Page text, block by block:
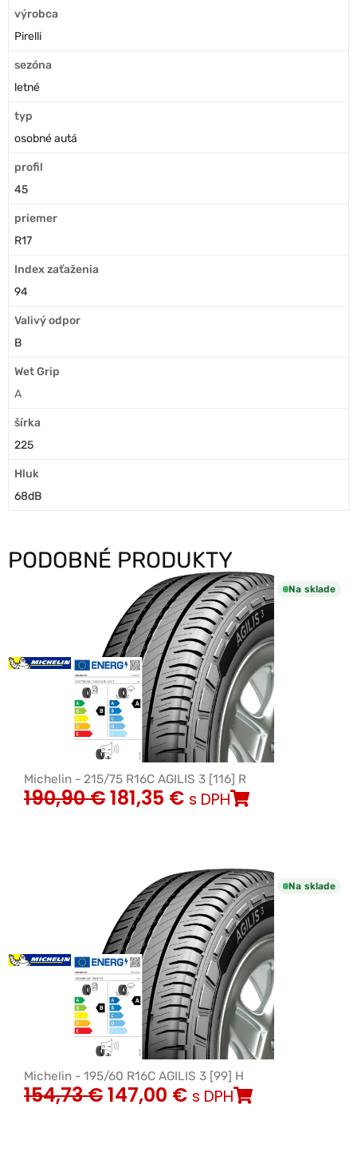
výrobca
Pirelli
sezóna
letné
typ
osobné autá
profil
45
priemer
R17
Index zaťaženia
94
Valivý odpor
B
Wet Grip
A
šírka
225
Hluk
68dB
PODOBNÉ PRODUKTY
Na sklade
Michelin - 215/75 R16C AGILIS 3 [116] R
190,90€181,35 € s DPH
Na sklade
Michelin - 195/60 R16C AGILIS 3 [99] H
154,73€147,00 € s DPH